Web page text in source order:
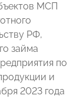
МСП
РФ,
займа
по
и
2023 года